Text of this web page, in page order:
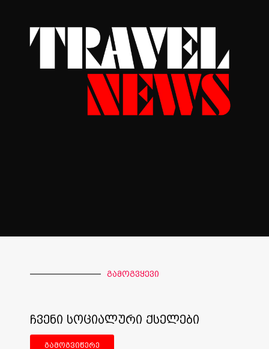
გამოგვყევი
ჩვენი სოციალური ქსელები
გამოგვიწერე